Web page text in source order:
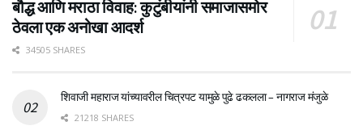
बौद्ध आणि मराठा विवाह: कुटुंबीयांनी समाजासमोर
ठेवला एक अनोखा आदर्श
34505 SHARES
शिवाजी महाराज यांच्यावरील चित्रपट यामुळे पुढे ढकलला – नागराज मंजुळे
21218 SHARES